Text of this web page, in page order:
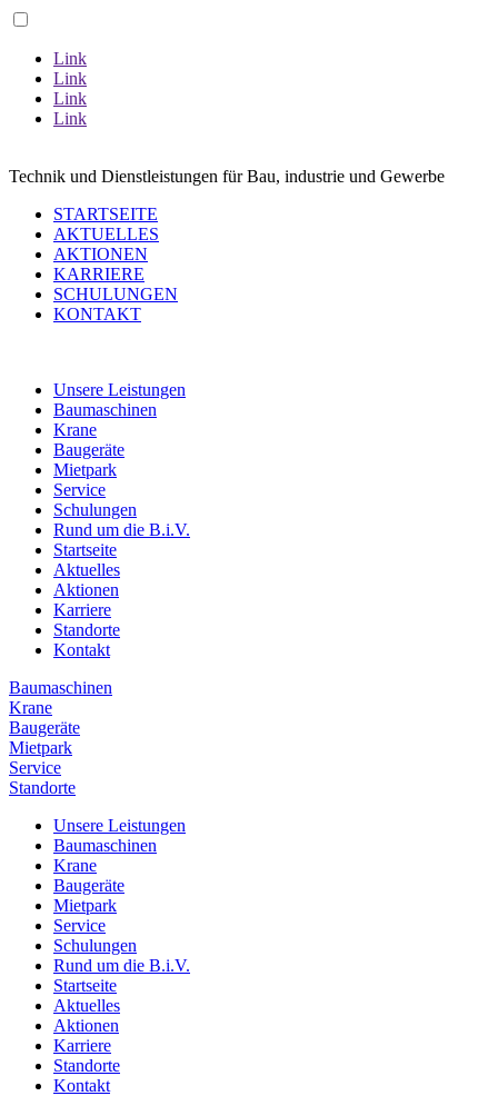
Link
Link
Link
Link
Technik und Dienstleistungen für Bau, industrie und Gewerbe
STARTSEITE
AKTUELLES
AKTIONEN
KARRIERE
SCHULUNGEN
KONTAKT
Unsere Leistungen
Baumaschinen
Krane
Baugeräte
Mietpark
Service
Schulungen
Rund um die B.i.V.
Startseite
Aktuelles
Aktionen
Karriere
Standorte
Kontakt
Baumaschinen
Krane
Baugeräte
Mietpark
Service
Standorte
Unsere Leistungen
Baumaschinen
Krane
Baugeräte
Mietpark
Service
Schulungen
Rund um die B.i.V.
Startseite
Aktuelles
Aktionen
Karriere
Standorte
Kontakt